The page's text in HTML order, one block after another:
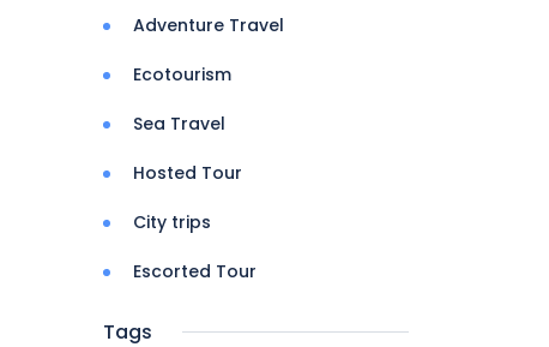
Adventure Travel
Ecotourism
Sea Travel
Hosted Tour
City trips
Escorted Tour
Tags